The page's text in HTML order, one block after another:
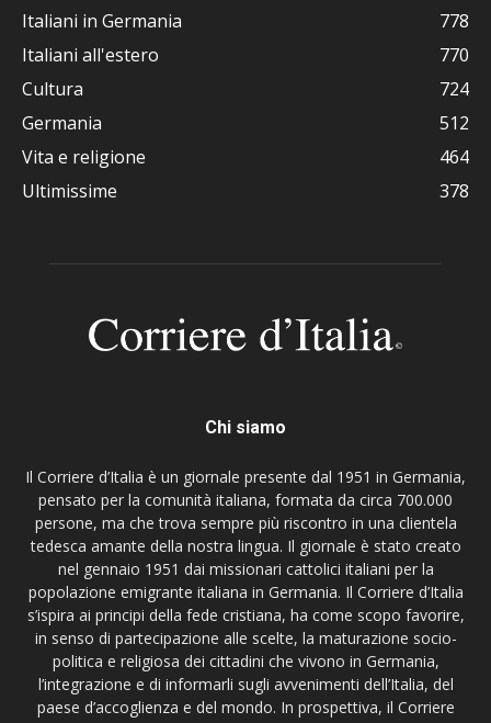
Italiani in Germania
778
Italiani all'estero
770
Cultura
724
Germania
512
Vita e religione
464
Ultimissime
378
Chi siamo
Il Corriere d’Italia è un giornale presente dal 1951 in Germania,
pensato per la comunità italiana, formata da circa 700.000
persone, ma che trova sempre più riscontro in una clientela
tedesca amante della nostra lingua. Il giornale è stato creato
nel gennaio 1951 dai missionari cattolici italiani per la
popolazione emigrante italiana in Germania. Il Corriere d’Italia
s’ispira ai principi della fede cristiana, ha come scopo favorire,
in senso di partecipazione alle scelte, la maturazione socio-
politica e religiosa dei cittadini che vivono in Germania,
l’integrazione e di informarli sugli avvenimenti dell’Italia, del
paese d’accoglienza e del mondo. In prospettiva, il Corriere